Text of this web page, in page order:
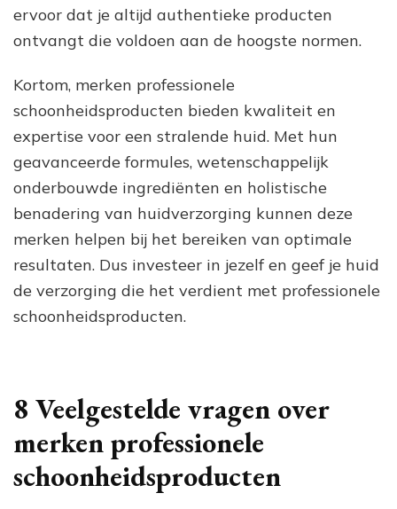
ervoor dat je altijd authentieke producten
ontvangt die voldoen aan de hoogste normen.
Kortom, merken professionele
schoonheidsproducten bieden kwaliteit en
expertise voor een stralende huid. Met hun
geavanceerde formules, wetenschappelijk
onderbouwde ingrediënten en holistische
benadering van huidverzorging kunnen deze
merken helpen bij het bereiken van optimale
resultaten. Dus investeer in jezelf en geef je huid
de verzorging die het verdient met professionele
schoonheidsproducten.
8 Veelgestelde vragen over
merken professionele
schoonheidsproducten